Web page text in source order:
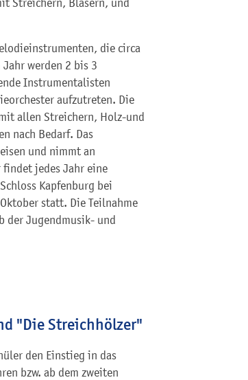
Streichern, Bläsern, und
die circa
werden 2 bis 3
Instrumentalisten
aufzutreten. Die
allen Streichern, Holz-und
nach Bedarf. Das
und nimmt an
jedes Jahr eine
Kapfenburg bei
statt. Die Teilnahme
der Jugendmusik- und
"Die Streichhölzer"
den Einstieg in das
bzw. ab dem zweiten